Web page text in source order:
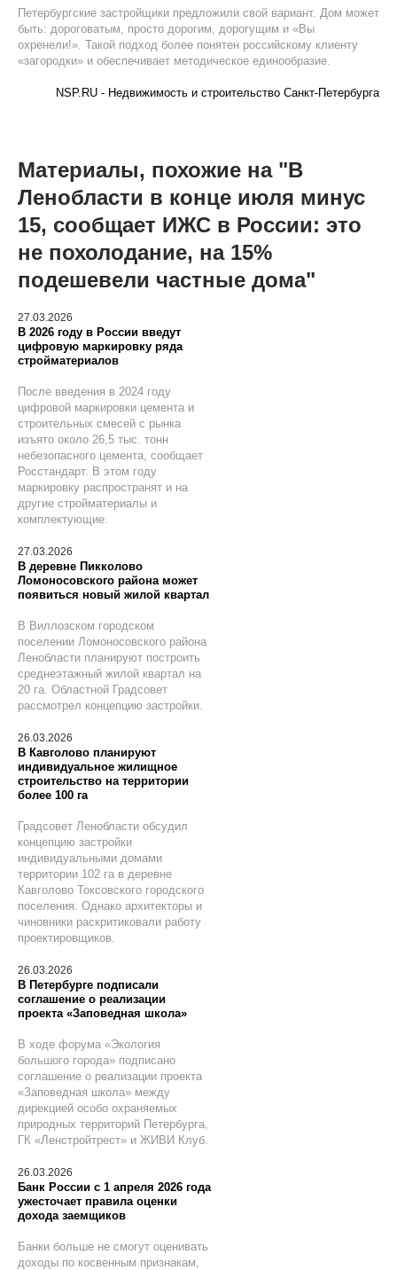
Петербургские застройщики предложили свой вариант. Дом может
быть: дороговатым, просто дорогим, дорогущим и «Вы
охренели!». Такой подход более понятен российскому клиенту
«загородки» и обеспечивает методическое единообразие.
NSP.RU - Недвижимость и строительство Санкт-Петербурга
Материалы, похожие на "В
Ленобласти в конце июля минус
15, сообщает ИЖС в России: это
не похолодание, на 15%
подешевели частные дома"
27.03.2026
В 2026 году в России введут
цифровую маркировку ряда
стройматериалов
После введения в 2024 году
цифровой маркировки цемента и
строительных смесей с рынка
изъято около 26,5 тыс. тонн
небезопасного цемента, сообщает
Росстандарт. В этом году
маркировку распространят и на
другие стройматериалы и
комплектующие.
27.03.2026
В деревне Пикколово
Ломоносовского района может
появиться новый жилой квартал
В Виллозском городском
поселении Ломоносовского района
Ленобласти планируют построить
среднеэтажный жилой квартал на
20 га. Областной Градсовет
рассмотрел концепцию застройки.
26.03.2026
В Кавголово планируют
индивидуальное жилищное
строительство на территории
более 100 га
Градсовет Ленобласти обсудил
концепцию застройки
индивидуальными домами
территории 102 га в деревне
Кавголово Токсовского городского
поселения. Однако архитекторы и
чиновники раскритиковали работу
проектировщиков.
26.03.2026
В Петербурге подписали
соглашение о реализации
проекта «Заповедная школа»
В ходе форума «Экология
большого города» подписано
соглашение о реализации проекта
«Заповедная школа» между
дирекцией особо охраняемых
природных территорий Петербурга,
ГК «Ленстройтрест» и ЖИВИ Клуб.
26.03.2026
Банк России с 1 апреля 2026 года
ужесточает правила оценки
дохода заемщиков
Банки больше не смогут оценивать
доходы по косвенным признакам,